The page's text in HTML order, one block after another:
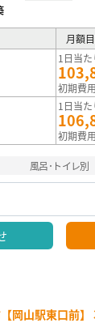
月額
1日当
初期費
1日当
初期費
風呂･トイレ別
岡山駅東口前】